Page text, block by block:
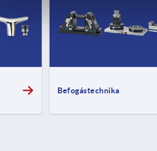
Befogástechnika